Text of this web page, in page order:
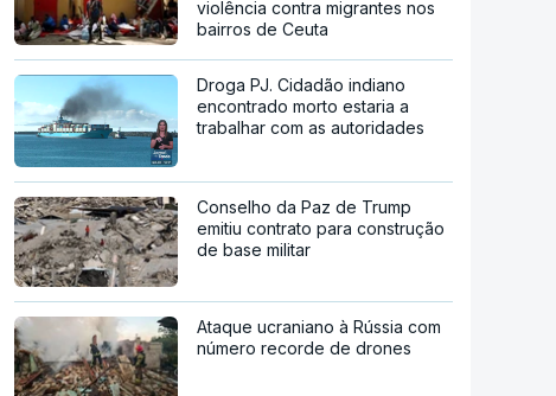
violência contra migrantes nos
bairros de Ceuta
Droga PJ. Cidadão indiano
encontrado morto estaria a
trabalhar com as autoridades
Conselho da Paz de Trump
emitiu contrato para construção
de base militar
Ataque ucraniano à Rússia com
número recorde de drones